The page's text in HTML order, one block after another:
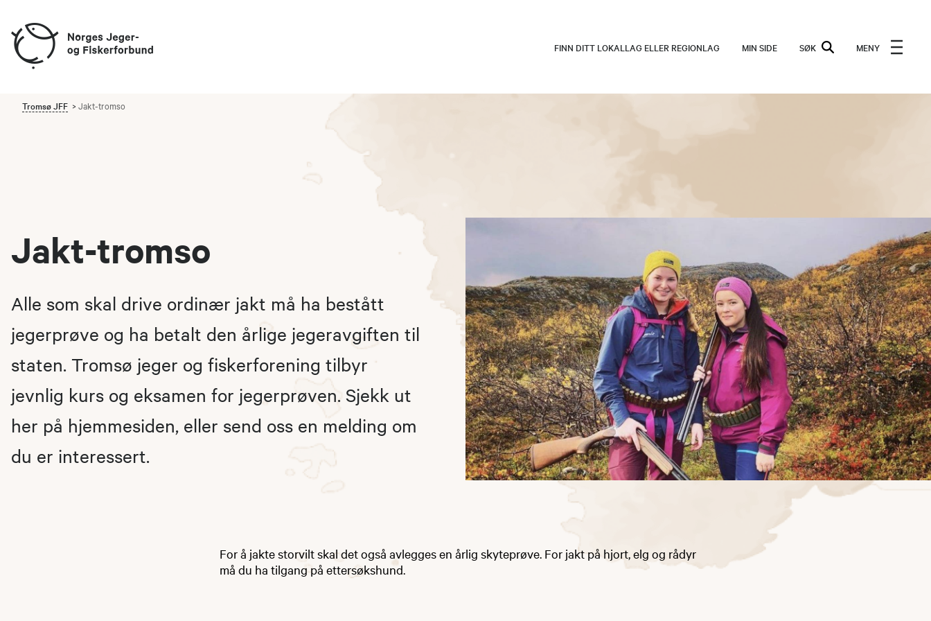
FINN DITT LOKALLAG ELLER REGIONLAG MIN SIDE SØK MENY
Tromsø JFF Jakt-tromso
Jakt-tromso
Alle som skal drive ordinær jakt må ha bestått
jegerprøve og ha betalt den årlige jegeravgiften til
staten. Tromsø jeger og fiskerforening tilbyr
jevnlig kurs og eksamen for jegerprøven. Sjekk ut
her på hjemmesiden, eller send oss en melding om
du er interessert.
For å jakte storvilt skal det også avlegges en årlig skyteprøve. For jakt på hjort, elg og rådyr
må du ha tilgang på ettersøkshund.